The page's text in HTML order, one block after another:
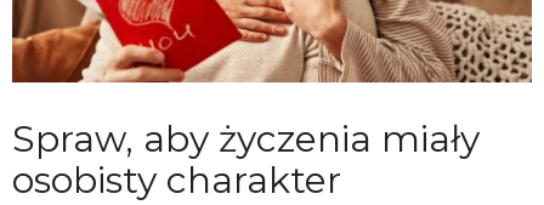
Spraw, aby życzenia miały
osobisty charakter